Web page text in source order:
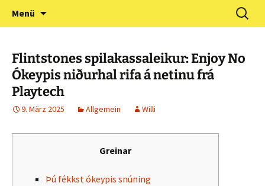
Förderverein Kindergarten
und Grundschule
Neuershausen
Menü
Suchen
nach:
Flintstones spilakassaleikur: Enjoy No
Ókeypis niðurhal rifa á netinu frá
Playtech
9. März 2025 Allgemein Willi
Greinar
Þú fékkst ókeypis snúning